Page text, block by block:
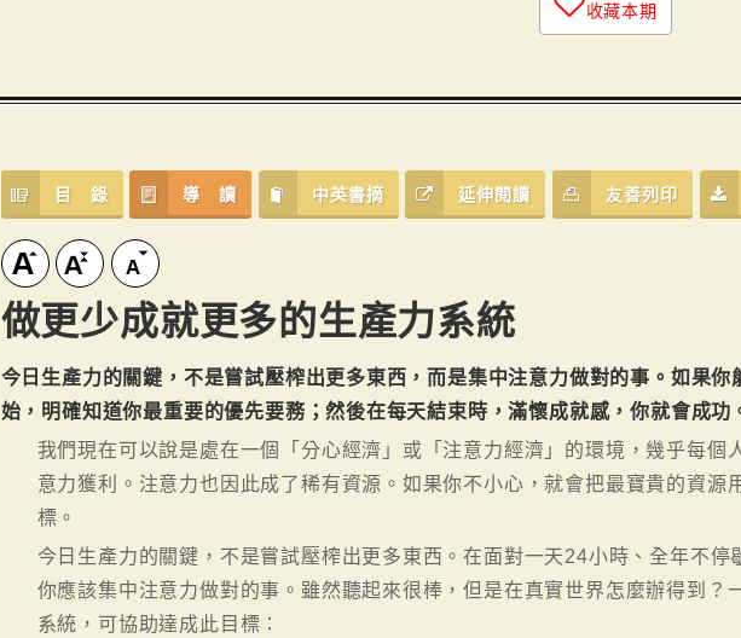
收藏本期
目 錄 導 讀 中英書摘 延伸閱讀 友善列印
做更少成就更多的生產力系統
今日生產力的關鍵，不是嘗試壓榨出更多東西，而是集中注意力做對的事。如果你
始，明確知道你最重要的優先要務；然後在每天結束時，滿懷成就感，你就會成功
我們現在可以說是處在一個「分心經濟」或「注意力經濟」的環境，幾乎每個
意力獲利。注意力也因此成了稀有資源。如果你不小心，就會把最寶貴的資源
標。
今日生產力的關鍵，不是嘗試壓榨出更多東西。在面對一天24小時、全年不停
你應該集中注意力做對的事。雖然聽起來很棒，但是在真實世界怎麼辦得到？
系統，可協助達成此目標：